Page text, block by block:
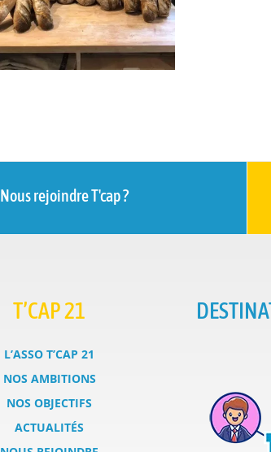
Nous rejoindre T'cap ?
T’CAP 21
L’ASSO T’CAP 21
NOS AMBITIONS
NOS OBJECTIFS
ACTUALITÉS